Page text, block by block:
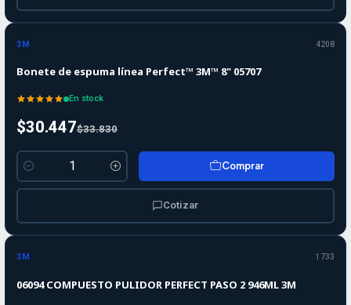
-10%
3M 4208
Bonete de espuma línea Perfect™ 3M™ 8" 05707
En stock
$30.447$33.830
Cantidad
Comprar
Cotizar
3M 1733
06094 COMPUESTO PULIDOR PERFECT PASO 2 946ML 3M